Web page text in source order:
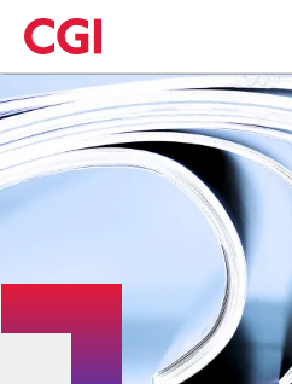
Skip
to
main
content